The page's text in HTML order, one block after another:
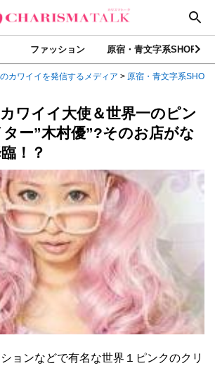
ファッション 原宿・青文字系SHOP
カワイイを発信するメディア > 原宿・青文字系SHOP
ワイイ大使＆世界一のピン
ー”木村優”?そのお店がな
！？
ョンなどで有名な世界１ピンクのクリ